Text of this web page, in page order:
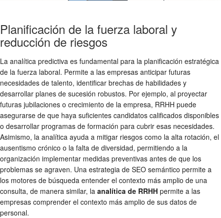
Planificación de la fuerza laboral y
reducción de riesgos
La analítica predictiva es fundamental para la planificación estratégica
de la fuerza laboral. Permite a las empresas anticipar futuras
necesidades de talento, identificar brechas de habilidades y
desarrollar planes de sucesión robustos. Por ejemplo, al proyectar
futuras jubilaciones o crecimiento de la empresa, RRHH puede
asegurarse de que haya suficientes candidatos calificados disponibles
o desarrollar programas de formación para cubrir esas necesidades.
Asimismo, la analítica ayuda a mitigar riesgos como la alta rotación, el
ausentismo crónico o la falta de diversidad, permitiendo a la
organización implementar medidas preventivas antes de que los
problemas se agraven. Una estrategia de SEO semántico permite a
los motores de búsqueda entender el contexto más amplio de una
consulta, de manera similar, la analítica de RRHH permite a las
empresas comprender el contexto más amplio de sus datos de
personal.